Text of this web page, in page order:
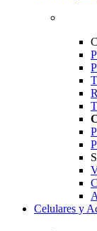
Celulares y